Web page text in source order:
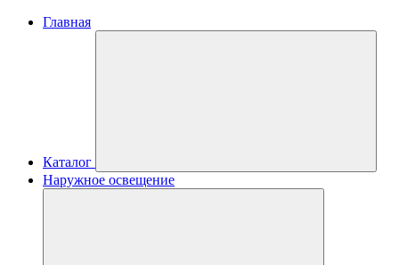
Главная
Каталог
Наружное освещение